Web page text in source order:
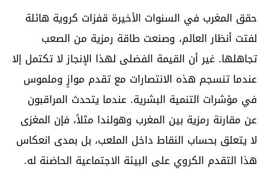
حقق المغرب في السنوات الأخيرة قفزات كروية هائلة
لفتت أنظار العالم، وصنعت طاقة رمزية من الصعب
تجاهلها. غير أن القيمة الفضلى لهذا الإنجاز لا تكتمل إلا
عندما تنسجم هذه الانتصارات مع تقدم موازٍ وملموس
في مؤشرات التنمية البشرية. عندما يتحدث المراقبون
عن مقارنة رمزية بين المغرب وهولندا مثلاً، فإن المغزى
لا يتعلق بحساب النقاط داخل الملعب، بل بمدى انعكاس
هذا التقدم الكروي على البيئة الاجتماعية الحاضنة له.